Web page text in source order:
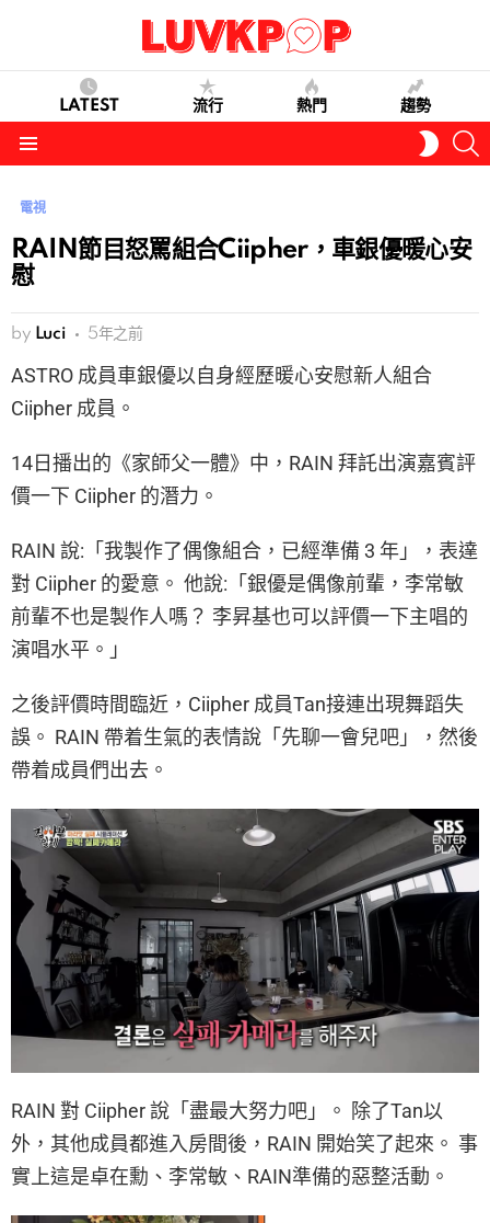
LATEST 流行 熱門 趨勢
SKIN
電視
RAIN節目怒罵組合Ciipher，車銀優暖心安
慰
by Luci 5年之前
ASTRO 成員車銀優以自身經歷暖心安慰新人組合
Ciipher 成員。
14日播出的《家師父一體》中，RAIN 拜託出演嘉賓評
價一下 Ciipher 的潛力。
RAIN 說:「我製作了偶像組合，已經準備 3 年」，表達
對 Ciipher 的愛意。 他說:「銀優是偶像前輩，李常敏
前輩不也是製作人嗎？ 李昇基也可以評價一下主唱的
演唱水平。」
之後評價時間臨近，Ciipher 成員Tan接連出現舞蹈失
誤。 RAIN 帶着生氣的表情說「先聊一會兒吧」，然後
帶着成員們出去。
RAIN 對 Ciipher 說「盡最大努力吧」。 除了Tan以
外，其他成員都進入房間後，RAIN 開始笑了起來。 事
實上這是卓在勳、李常敏、RAIN準備的惡整活動。